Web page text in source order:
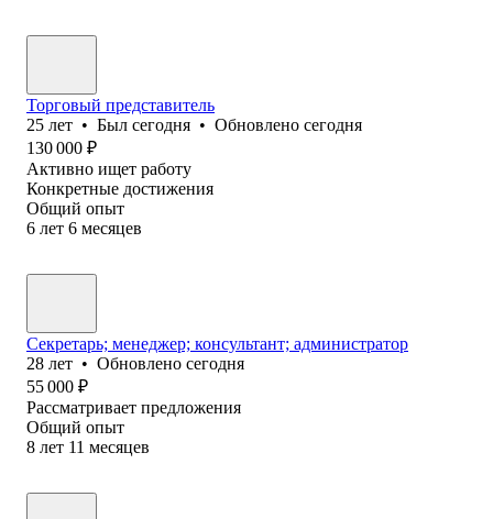
Торговый представитель
25 лет • Был сегодня • Обновлено сегодня
130 000 ₽
Активно ищет работу
Конкретные достижения
Общий опыт
6 лет 6 месяцев
Секретарь; менеджер; консультант; администратор
28 лет • Обновлено сегодня
55 000 ₽
Рассматривает предложения
Общий опыт
8 лет 11 месяцев